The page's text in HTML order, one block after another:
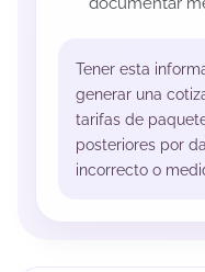
Tener esta
generar una
tarifas de
posteriores por
incorrecto o